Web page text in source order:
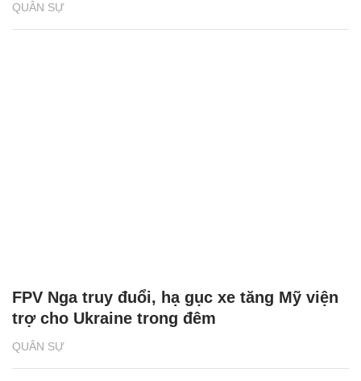
QUÂN SỰ
QUÂN SỰ
FPV Nga truy đuổi, hạ gục xe tăng Mỹ viện
trợ cho Ukraine trong đêm